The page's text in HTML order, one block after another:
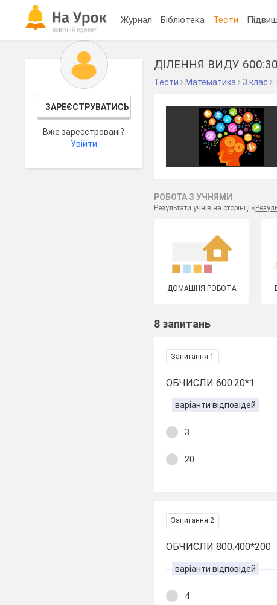
Журнал Бібліотека Тести
ЗАРЕЄСТРУВАТИСЬ
Вже зареєстровані?
Увійти
ДІЛЕННЯ ВИДУ
Тести Математика 3 клас
РОБОТА З УЧНЯМИ
Результати учнів на сторінці «
ДОМАШНЯ РОБОТА
8 запитань
Запитання 1
ОБЧИСЛИ 600:20*1
варіанти відповідей
3
20
Запитання 2
ОБЧИСЛИ 800:400*200
варіанти відповідей
4